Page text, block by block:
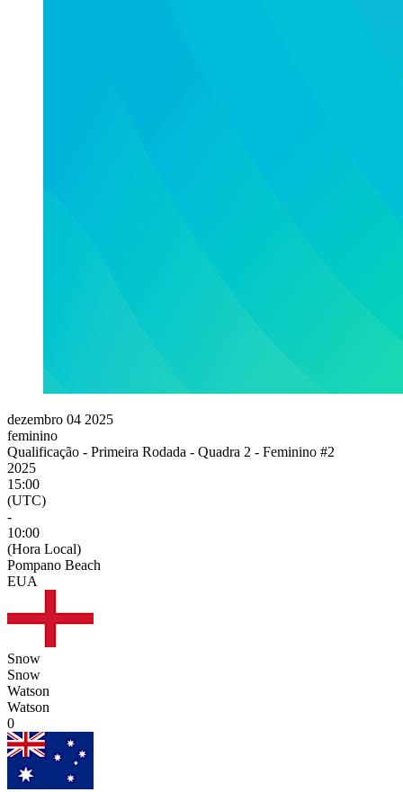
dezembro 04 2025
feminino
Qualificação - Primeira Rodada - Quadra 2 - Feminino #2
2025
15:00
(UTC)
-
10:00
(Hora Local)
Pompano Beach
EUA
Snow
Snow
Watson
Watson
0